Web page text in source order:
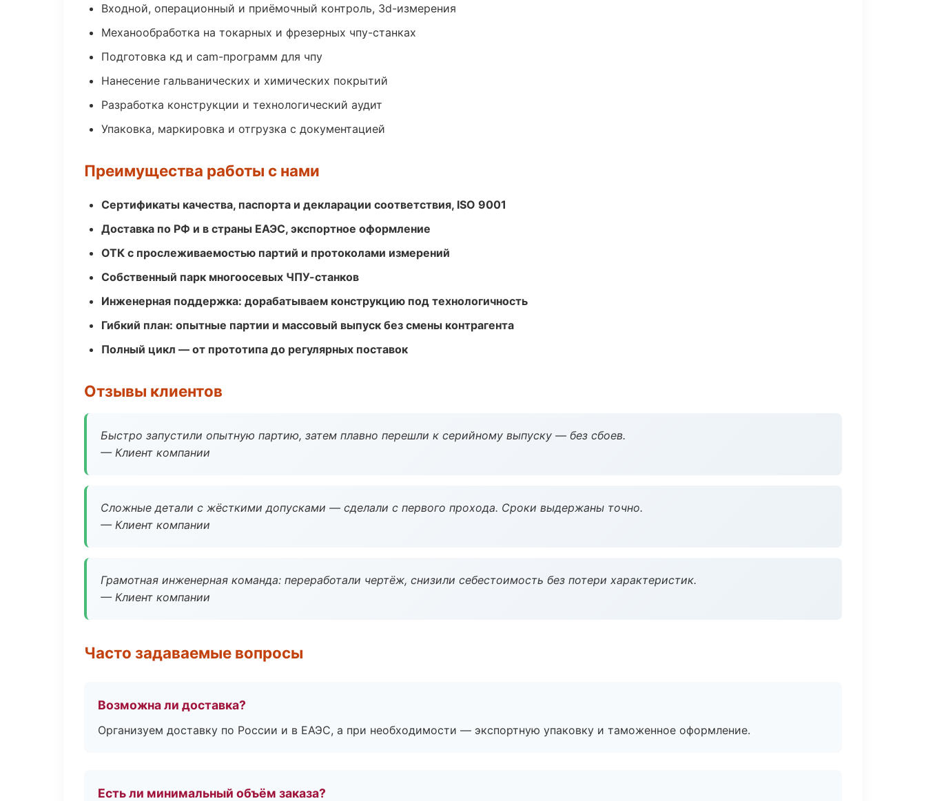
Входной, операционный и приёмочный контроль, 3d-измерения
Механообработка на токарных и фрезерных чпу-станках
Подготовка кд и cam-программ для чпу
Нанесение гальванических и химических покрытий
Разработка конструкции и технологический аудит
Упаковка, маркировка и отгрузка с документацией
Преимущества работы с нами
Сертификаты качества, паспорта и декларации соответствия, ISO 9001
Доставка по РФ и в страны ЕАЭС, экспортное оформление
ОТК с прослеживаемостью партий и протоколами измерений
Собственный парк многоосевых ЧПУ-станков
Инженерная поддержка: дорабатываем конструкцию под технологичность
Гибкий план: опытные партии и массовый выпуск без смены контрагента
Полный цикл — от прототипа до регулярных поставок
Отзывы клиентов
Быстро запустили опытную партию, затем плавно перешли к серийному выпуску — без сбоев.
— Клиент компании
Сложные детали с жёсткими допусками — сделали с первого прохода. Сроки выдержаны точно.
— Клиент компании
Грамотная инженерная команда: переработали чертёж, снизили себестоимость без потери характеристик.
— Клиент компании
Часто задаваемые вопросы
Возможна ли доставка?
Организуем доставку по России и в ЕАЭС, а при необходимости — экспортную упаковку и таможенное оформление.
Есть ли минимальный объём заказа?